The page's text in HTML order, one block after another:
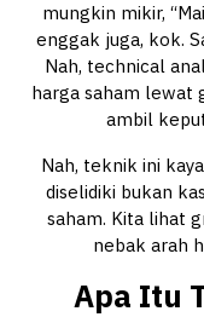
mungkin mikir,
enggak juga, kok.
Nah, technical
harga saham lewat
ambil
Nah, teknik ini
diselidiki bukan
saham. Kita lihat
nebak arah
Apa Itu